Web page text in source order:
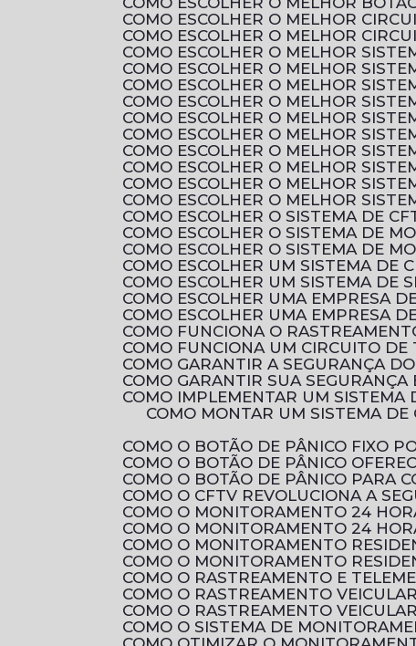
COMO ESCOLHER O MELHOR
COMO ESCOLHER O MELHOR
COMO ESCOLHER O MELHOR
COMO ESCOLHER O MELHOR
COMO ESCOLHER O MELHOR
COMO ESCOLHER O MELHOR
COMO ESCOLHER O MELHOR
COMO ESCOLHER O MELHOR
COMO ESCOLHER O MELHOR
COMO ESCOLHER O MELHOR
COMO ESCOLHER O MELHOR
COMO ESCOLHER O MELHOR
COMO ESCOLHER O SISTEMA DE
COMO ESCOLHER O SISTEMA DE
COMO ESCOLHER O SISTEMA DE
COMO ESCOLHER UM SISTEMA DE
COMO ESCOLHER UM SISTEMA DE
COMO ESCOLHER UMA EMPRESA
COMO ESCOLHER UMA EMPRESA
COMO FUNCIONA O
COMO FUNCIONA UM CIRCUITO DE
COMO GARANTIR A SEGURANÇA
COMO GARANTIR SUA
COMO IMPLEMENTAR UM
COMO MONTAR UM SISTEMA DE CIRCUITO FECHADO DE TV RESIDENCIAL PARA AUMENTAR A SEGURANÇA DA SUA
COMO O BOTÃO DE PÂNICO FIXO
COMO O BOTÃO DE PÂNICO
COMO O BOTÃO DE PÂNICO PARA
COMO O CFTV REVOLUCIONA A
COMO O MONITORAMENTO 24
COMO O MONITORAMENTO 24
COMO O MONITORAMENTO
COMO O MONITORAMENTO
COMO O RASTREAMENTO E
COMO O RASTREAMENTO
COMO O RASTREAMENTO
COMO O SISTEMA DE